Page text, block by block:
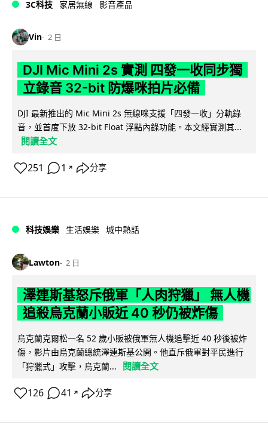
3C科技 家居無線 影音產品
Vin 2 日
DJI Mic Mini 2s 實測 四發一收同步獨
立錄音 32-bit 防爆咪拍片必備
DJI 最新推出的 Mic Mini 2s 無線咪支援「四發一收」分軌錄
音，並首度下放 32-bit Float 浮點內錄功能。本文經實測其...
閱讀全文
251 1 ↗ 分享
科技娛樂 生活娛樂 城中熱話
Lawton 2 日
澤連斯基怒斥俄軍「人肉狩獵」 無人機
追殺烏克蘭小販近 40 秒仍被炸傷
烏克蘭克爾松一名 52 歲小販被俄軍無人機追擊近 40 秒後被炸
傷，影片由烏克蘭總統澤連斯基公開。他直斥俄軍對平民進行
「狩獵式」攻擊，烏克蘭...
閱讀全文
126 41 ↗ 分享